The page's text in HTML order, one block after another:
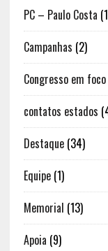
PC – Paulo Costa
Campanhas (2)
Congresso em foco
contatos estados
Destaque(34)
Equipe(1)
Memorial (13)
Apoia (9)